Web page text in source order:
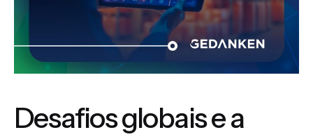
Desafios globais e a